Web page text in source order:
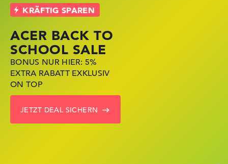
ACER BACK TO
SCHOOL SALE
BONUS NUR HIER: 5%
EXTRA RABATT EXKLUSIV
ON TOP
JETZT DEAL SICHERN
HP STORE SSV
DEALS
JETZT ZUGREIFEN:
NOTEBOOKS BEI HP KRÄFTIG
REDUZIERT
ZU DEN HP ANGEBOTEN
LENOVO LAPTOP
DEALS
NOTEBOOKS BEI LENOVO
JETZT KRÄFTIG REDUZIERT